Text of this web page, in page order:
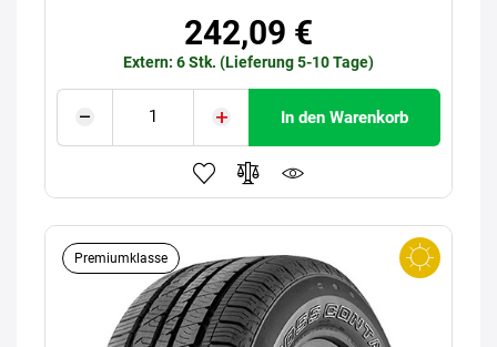
242,09 €
Extern: 6 Stk. (Lieferung 5-10 Tage)
In den Warenkorb
Premiumklasse